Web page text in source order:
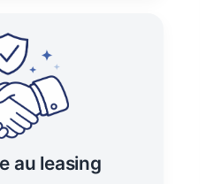
au leasing